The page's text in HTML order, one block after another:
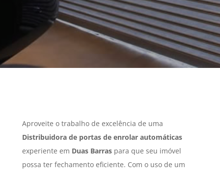
Aproveite o trabalho de excelência de uma
Distribuidora de portas de enrolar automáticas
experiente em Duas Barraspara que seu imóvel
possa ter fechamento eficiente. Com o uso de um